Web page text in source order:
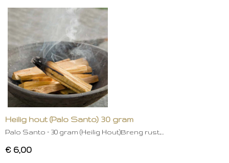
Heilig hout (Palo Santo) 30 gram
Palo Santo – 30 gram (Heilig Hout)Breng rust,…
€ 6,00